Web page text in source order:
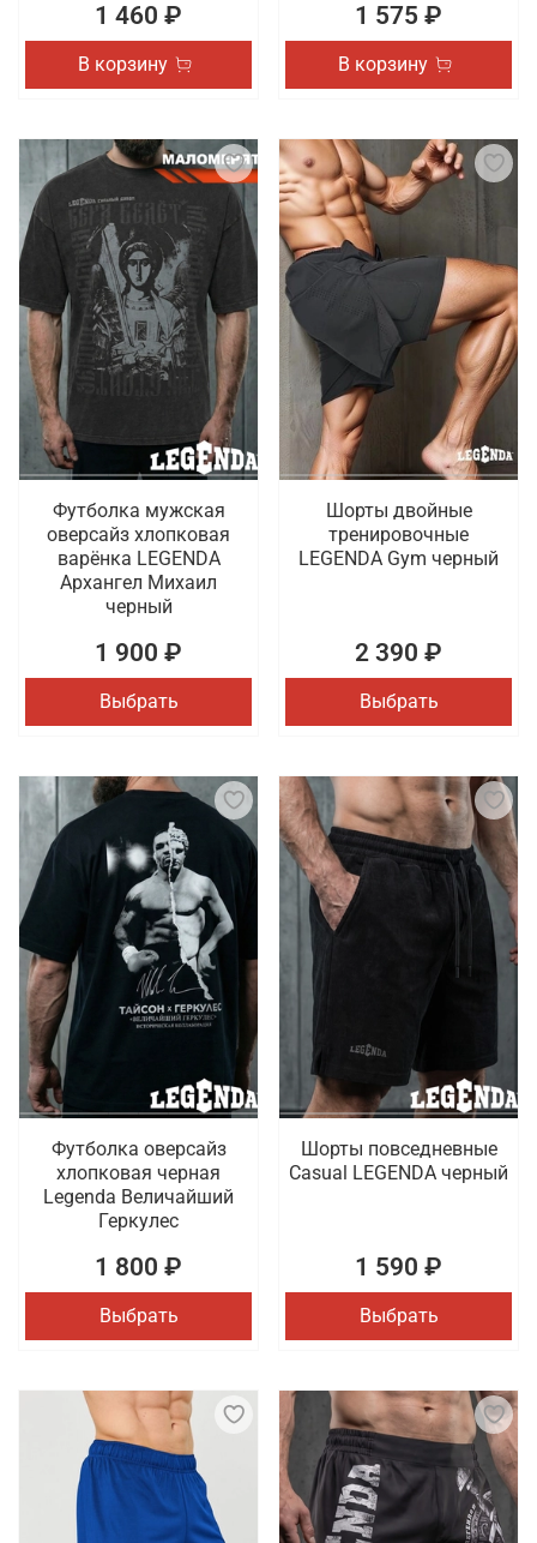
1 460 ₽
В корзину
1 575 ₽
В корзину
Футболка мужская
оверсайз хлопковая
варёнка LEGENDA
Архангел Михаил
черный
1 900 ₽
Выбрать
Шорты двойные
тренировочные
LEGENDA Gym черный
2 390 ₽
Выбрать
Футболка оверсайз
хлопковая черная
Legenda Величайший
Геркулес
1 800 ₽
Выбрать
Шорты повседневные
Casual LEGENDA черный
1 590 ₽
Выбрать